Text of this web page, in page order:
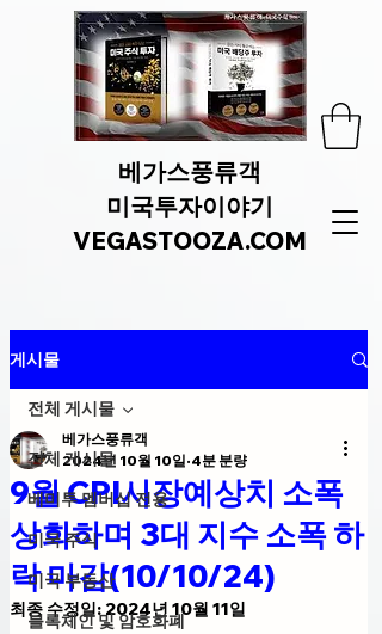
베가스풍류객
미국투자이야기
VEGASTOOZA.COM
게시물
전체 게시물
베미투 멤버십 전용
미국 주식
미국 부동산
블록체인 및 암호화폐
전체 게시물
9월 CPI시장예상치 소폭
상회하며 3대 지수 소폭 하
락 마감(10/10/24)
베가스풍류객
2024년 10월 10일 4분 분량
최종 수정일:2024년 10월 11일